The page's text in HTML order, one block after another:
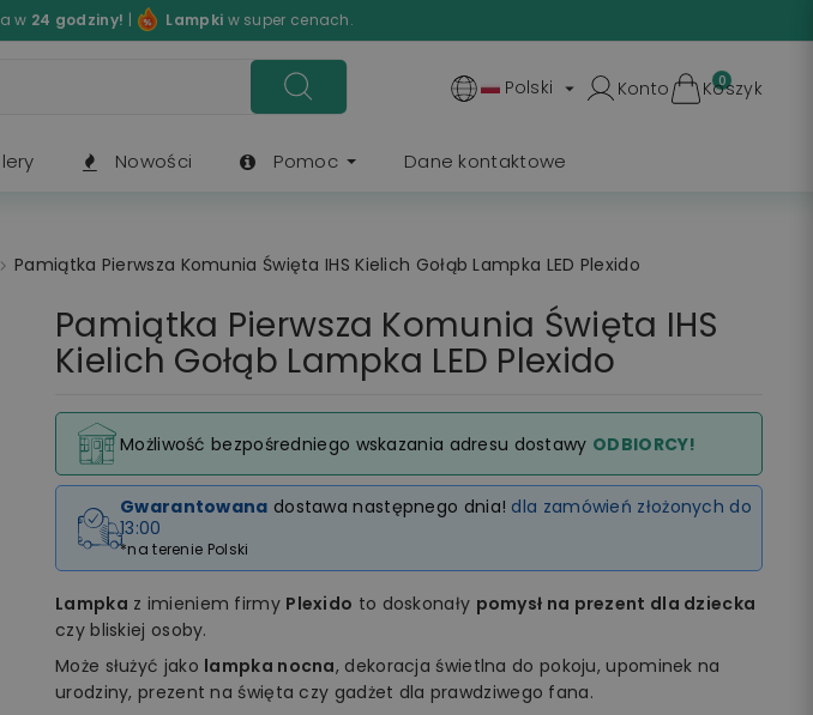
w 24 godziny! | Lampki w super cenach.
Polski  Konto 0
Koszyk
Nowości Pomoc Dane kontaktowe
Pamiątka Pierwsza Komunia Święta IHS Kielich Gołąb Lampka LED Plexido
Pamiątka Pierwsza Komunia Święta IHS
Kielich Gołąb Lampka LED Plexido
Możliwość bezpośredniego wskazania adresu dostawy ODBIORCY!
Gwarantowana dostawa następnego dnia! dla zamówień złożonych do
13:00
*na terenie Polski
Lampka z imieniem firmy Plexido to doskonały pomysł na prezent dla dziecka
czy bliskiej osoby.
Może służyć jako lampka nocna, dekoracja świetlna do pokoju, upominek na
urodziny, prezent na święta czy gadżet dla prawdziwego fana.